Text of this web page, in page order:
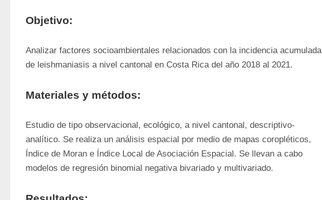
Objetivo:
Analizar factores socioambientales relacionados con la incidencia acumulada
de leishmaniasis a nivel cantonal en Costa Rica del año 2018 al 2021.
Materiales y métodos:
Estudio de tipo observacional, ecológico, a nivel cantonal, descriptivo-
analítico. Se realiza un análisis espacial por medio de mapas coropléticos,
Índice de Moran e Índice Local de Asociación Espacial. Se llevan a cabo
modelos de regresión binomial negativa bivariado y multivariado.